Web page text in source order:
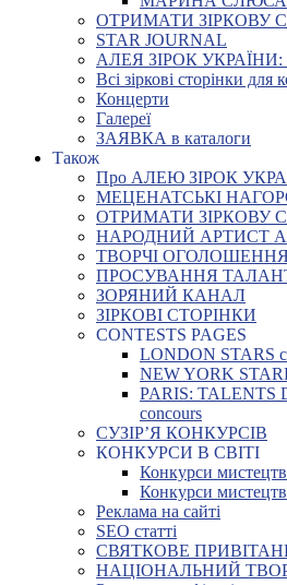
ОТРИМАТИ ЗІРКОВУ
STAR JOURNAL
АЛЕЯ ЗІРОК УКРАЇНИ:
Всі зіркові сторінки для
Концерти
Галереї
ЗАЯВКА в каталоги
Також
Про АЛЕЮ ЗІРОК
МЕЦЕНАТСЬКІ
ОТРИМАТИ ЗІРКОВУ
НАРОДНИЙ АРТИСТ
ТВОРЧІ ОГОЛОШЕННЯ
ПРОСУВАННЯ
ЗОРЯНИЙ КАНАЛ
ЗІРКОВІ СТОРІНКИ
CONTESTS PAGES
LONDON STARS
NEW YORK
PARIS: TALENTS
concours
СУЗІР’Я КОНКУРСІВ
КОНКУРСИ В СВІТІ
Конкурси
Конкурси
Реклама на сайті
SEO статті
СВЯТКОВЕ
НАЦІОНАЛЬНИЙ